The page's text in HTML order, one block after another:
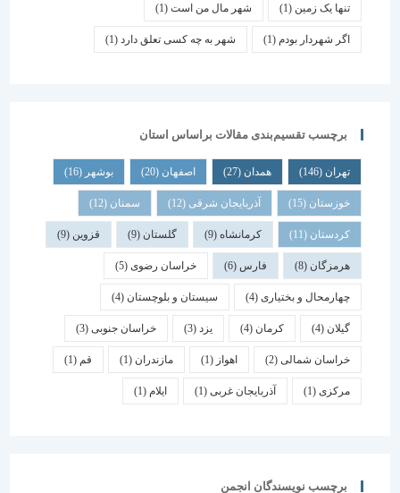
تنها یک زمین(1) شهر مال من است(1)
اگر شهردار بودم (1) شهر به چه کسی تعلق دارد(1)
برچسب تقسیم‌بندی مقالات براساس استان
همدان اصفهان (20) بوشهر
خوزستان(15) آذربایجان شرقی(12) سمنان (12)
کردستان(11) کرمانشاه(9) گلستان (9) قزوین
هرمزگان(8) فارس خراسان رضوی(5)
چهارمحال و بختیاری (4) سیستان و بلوچستان(4)
کرمان یزد خراسان جنوبی(3)
خراسان شمالی(2) اهواز مازندران(1) قم
(1) آذربایجان غربی(1) ایلام
برچسب نویسندگان انجمن